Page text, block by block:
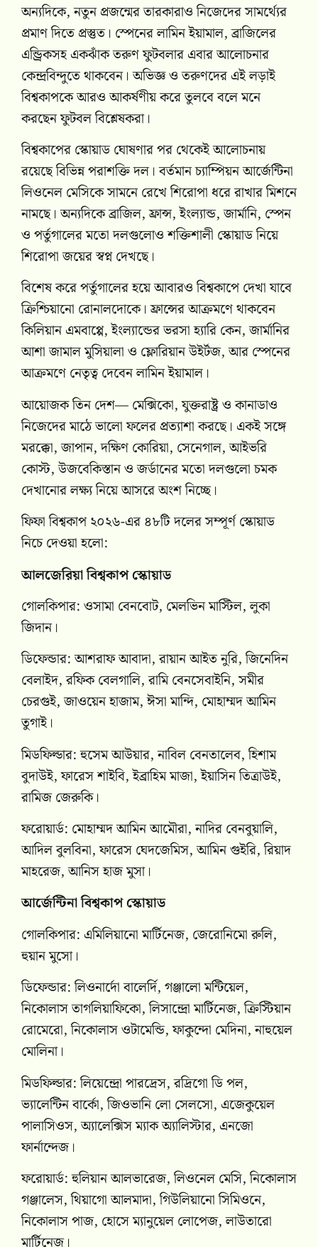
অন্যদিকে, নতুন প্রজন্মের তারকারাও নিজেদের সামর্থ্যের
প্রমাণ দিতে প্রস্তুত। স্পেনের লামিন ইয়ামাল, ব্রাজিলের
এন্ড্রিকসহ একঝাঁক তরুণ ফুটবলার এবার আলোচনার
কেন্দ্রবিন্দুতে থাকবেন। অভিজ্ঞ ও তরুণদের এই লড়াই
বিশ্বকাপকে আরও আকর্ষণীয় করে তুলবে বলে মনে
করছেন ফুটবল বিশ্লেষকরা।
বিশ্বকাপের স্কোয়াড ঘোষণার পর থেকেই আলোচনায়
রয়েছে বিভিন্ন পরাশক্তি দল। বর্তমান চ্যাম্পিয়ন আর্জেন্টিনা
লিওনেল মেসিকে সামনে রেখে শিরোপা ধরে রাখার মিশনে
নামছে। অন্যদিকে ব্রাজিল, ফ্রান্স, ইংল্যান্ড, জার্মানি, স্পেন
ও পর্তুগালের মতো দলগুলোও শক্তিশালী স্কোয়াড নিয়ে
শিরোপা জয়ের স্বপ্ন দেখছে।
বিশেষ করে পর্তুগালের হয়ে আবারও বিশ্বকাপে দেখা যাবে
ক্রিশ্চিয়ানো রোনালদোকে। ফ্রান্সের আক্রমণে থাকবেন
কিলিয়ান এমবাপ্পে, ইংল্যান্ডের ভরসা হ্যারি কেন, জার্মানির
আশা জামাল মুসিয়ালা ও ফ্লোরিয়ান উইর্টজ, আর স্পেনের
আক্রমণে নেতৃত্ব দেবেন লামিন ইয়ামাল।
আয়োজক তিন দেশ— মেক্সিকো, যুক্তরাষ্ট্র ও কানাডাও
নিজেদের মাঠে ভালো ফলের প্রত্যাশা করছে। একই সঙ্গে
মরক্কো, জাপান, দক্ষিণ কোরিয়া, সেনেগাল, আইভরি
কোস্ট, উজবেকিস্তান ও জর্ডানের মতো দলগুলো চমক
দেখানোর লক্ষ্য নিয়ে আসরে অংশ নিচ্ছে।
ফিফা বিশ্বকাপ ২০২৬-এর ৪৮টি দলের সম্পূর্ণ স্কোয়াড
নিচে দেওয়া হলো:
আলজেরিয়া বিশ্বকাপ স্কোয়াড
গোলকিপার: ওসামা বেনবোট, মেলভিন মাস্টিল, লুকা
জিদান।
ডিফেন্ডার: আশরাফ আবাদা, রায়ান আইত নুরি, জিনেদিন
বেলাইদ, রফিক বেলগালি, রামি বেনসেবাইনি, সমীর
চেরগুই, জাওয়েন হাজাম, ঈসা মান্দি, মোহাম্মদ আমিন
তুগাই।
মিডফিল্ডার: হুসেম আউয়ার, নাবিল বেনতালেব, হিশাম
বুদাউই, ফারেস শাইবি, ইব্রাহিম মাজা, ইয়াসিন তিত্রাউই,
রামিজ জেরুকি।
ফরোয়ার্ড: মোহাম্মদ আমিন আমৌরা, নাদির বেনবুয়ালি,
আদিল বুলবিনা, ফারেস ঘেদজেমিস, আমিন গুইরি, রিয়াদ
মাহরেজ, আনিস হাজ মুসা।
আর্জেন্টিনা বিশ্বকাপ স্কোয়াড
গোলকিপার: এমিলিয়ানো মার্টিনেজ, জেরোনিমো রুলি,
হুয়ান মুসো।
ডিফেন্ডার: লিওনার্দো বালের্দি, গঞ্জালো মন্টিয়েল,
নিকোলাস তাগলিয়াফিকো, লিসান্দ্রো মার্টিনেজ, ক্রিস্টিয়ান
রোমেরো, নিকোলাস ওটামেন্ডি, ফাকুন্দো মেদিনা, নাহুয়েল
মোলিনা।
মিডফিল্ডার: লিয়েন্দ্রো পারদ্রেস, রদ্রিগো ডি পল,
ভ্যালেন্টিন বার্কো, জিওভানি লো সেলসো, এজেকুয়েল
পালাসিওস, অ্যালেক্সিস ম্যাক অ্যালিস্টার, এনজো
ফার্নান্দেজ।
ফরোয়ার্ড: হুলিয়ান আলভারেজ, লিওনেল মেসি, নিকোলাস
গঞ্জালেস, থিয়াগো আলমাদা, গিউলিয়ানো সিমিওনে,
নিকোলাস পাজ, হোসে ম্যানুয়েল লোপেজ, লাউতারো